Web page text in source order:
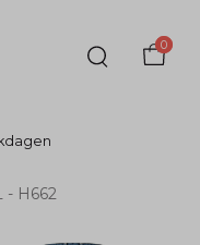
0
- H662